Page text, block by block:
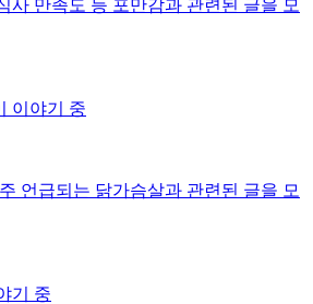
사 만족도 등 포만감과 관련된 글을 모
이야기 중
언급되는 닭가슴살과 관련된 글을 모
기 중